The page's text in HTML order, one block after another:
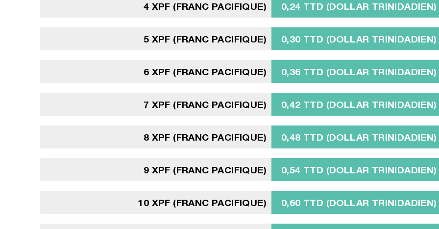
4 XPF (FRANC PACIFIQUE) 0,24 TTD (DOLLAR TRINIDADIEN)
5 XPF (FRANC PACIFIQUE) 0,30 TTD (DOLLAR TRINIDADIEN)
6 XPF (FRANC PACIFIQUE) 0,36 TTD (DOLLAR TRINIDADIEN)
7 XPF (FRANC PACIFIQUE) 0,42 TTD (DOLLAR TRINIDADIEN)
8 XPF (FRANC PACIFIQUE) 0,48 TTD (DOLLAR TRINIDADIEN)
9 XPF (FRANC PACIFIQUE) 0,54 TTD (DOLLAR TRINIDADIEN)
10 XPF (FRANC PACIFIQUE) 0,60 TTD (DOLLAR TRINIDADIEN)